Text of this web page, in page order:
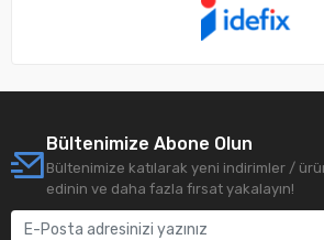
Bültenimize Abone Olun
Bültenimize katılarak yeni indirimler /
edinin ve daha fazla fırsat yakalayın!